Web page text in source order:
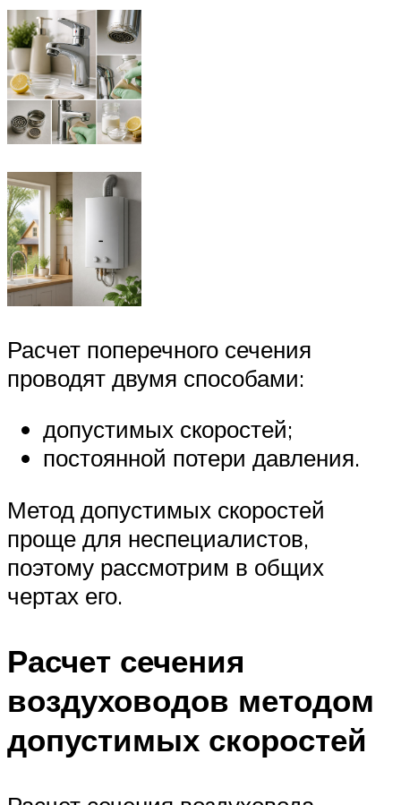
Расчет поперечного сечения
проводят двумя способами:
допустимых скоростей;
постоянной потери давления.
Метод допустимых скоростей
проще для неспециалистов,
поэтому рассмотрим в общих
чертах его.
Расчет сечения
воздуховодов методом
допустимых скоростей